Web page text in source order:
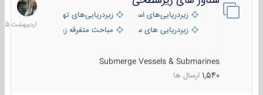
زیردریایی‌های استراتژیکزیردریایی‌های تهاجمی
زیردریایی های سبک
مباحث متفرقه زیرسطحی
Submerge Vessels & Submarines
1,540 ارسال ها
1405